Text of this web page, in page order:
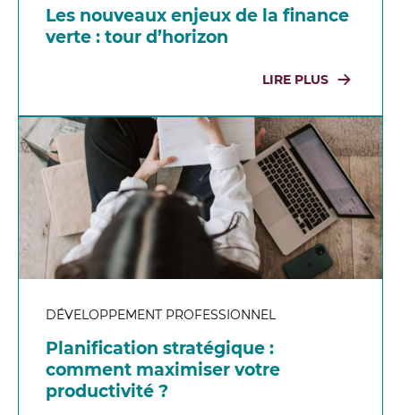
Les nouveaux enjeux de la finance
verte : tour d’horizon
LIRE PLUS
DÉVELOPPEMENT PROFESSIONNEL
Planification stratégique :
comment maximiser votre
productivité ?